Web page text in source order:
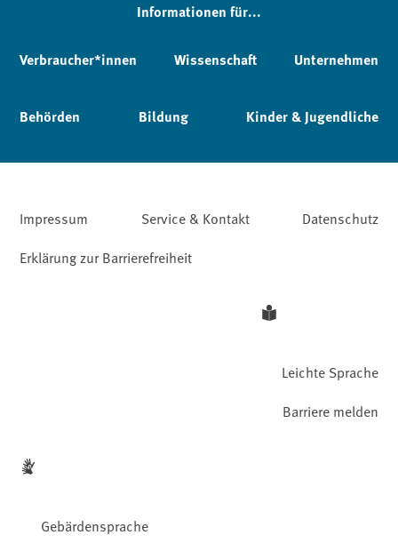
Informationen für...
Verbraucher*innen Wissenschaft Unternehmen
Behörden Bildung Kinder & Jugendliche
Impressum Service & Kontakt
Datenschutz
Erklärung zur Barrierefreiheit
Leichte Sprache
Gebärdensprache
Barriere melden